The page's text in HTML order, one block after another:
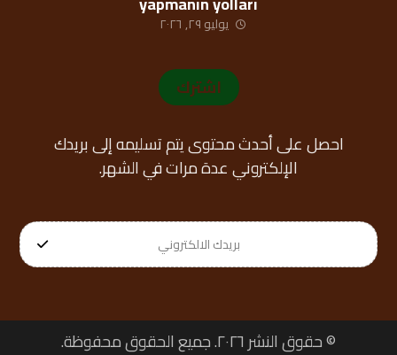
يوليو ٢٩, ٢٠٢٦
اشترك
احصل على أحدث محتوى يتم تسليمه إلى بريدك
الإلكتروني عدة مرات في الشهر.
© حقوق النشر ٢٠٢٦. جميع الحقوق محفوظة.